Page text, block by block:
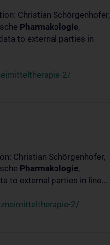
Christian Schörgenhofer,
Pharmakologie,
to external parties in
2/
Christian Schörgenhofer,
Pharmakologie,
to external parties in line...
2/